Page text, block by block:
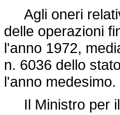
Agli oneri
delle operazioni
l'anno 1972,
n. 6036 dello
l'anno medesimo.
Il Ministro per il